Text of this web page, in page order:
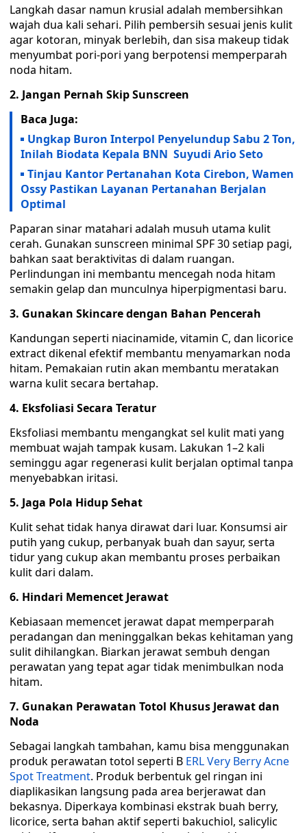
Langkah dasar namun krusial adalah membersihkan
wajah dua kali sehari. Pilih pembersih sesuai jenis kulit
agar kotoran, minyak berlebih, dan sisa makeup tidak
menyumbat pori-pori yang berpotensi memperparah
noda hitam.
2. Jangan Pernah Skip Sunscreen
Baca Juga:
Ungkap Buron Interpol Penyelundup Sabu 2 Ton,
Inilah Biodata Kepala BNN Suyudi Ario Seto
Tinjau Kantor Pertanahan Kota Cirebon, Wamen
Ossy Pastikan Layanan Pertanahan Berjalan
Optimal
Paparan sinar matahari adalah musuh utama kulit
cerah. Gunakan sunscreen minimal SPF 30 setiap pagi,
bahkan saat beraktivitas di dalam ruangan.
Perlindungan ini membantu mencegah noda hitam
semakin gelap dan munculnya hiperpigmentasi baru.
3. Gunakan Skincare dengan Bahan Pencerah
Kandungan seperti niacinamide, vitamin C, dan licorice
extract dikenal efektif membantu menyamarkan noda
hitam. Pemakaian rutin akan membantu meratakan
warna kulit secara bertahap.
4. Eksfoliasi Secara Teratur
Eksfoliasi membantu mengangkat sel kulit mati yang
membuat wajah tampak kusam. Lakukan 1–2 kali
seminggu agar regenerasi kulit berjalan optimal tanpa
menyebabkan iritasi.
5. Jaga Pola Hidup Sehat
Kulit sehat tidak hanya dirawat dari luar. Konsumsi air
putih yang cukup, perbanyak buah dan sayur, serta
tidur yang cukup akan membantu proses perbaikan
kulit dari dalam.
6. Hindari Memencet Jerawat
Kebiasaan memencet jerawat dapat memperparah
peradangan dan meninggalkan bekas kehitaman yang
sulit dihilangkan. Biarkan jerawat sembuh dengan
perawatan yang tepat agar tidak menimbulkan noda
hitam.
7. Gunakan Perawatan Totol Khusus Jerawat dan
Noda
Sebagai langkah tambahan, kamu bisa menggunakan
produk perawatan totol seperti B ERL Very Berry Acne
Spot Treatment. Produk berbentuk gel ringan ini
diaplikasikan langsung pada area berjerawat dan
bekasnya. Diperkaya kombinasi ekstrak buah berry,
licorice, serta bahan aktif seperti bakuchiol, salicylic